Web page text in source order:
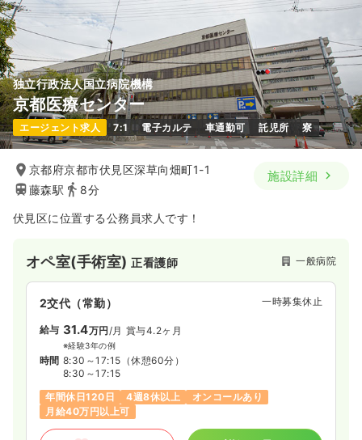
独立行政法人国立病院機構
京都医療センター
エージェント求人 7:1 電子カルテ 車通勤可 託児所 寮
京都府京都市伏見区深草向畑町1-1
藤森駅
8分
施設詳細
伏見区に位置する公務員求人です！
オペ室(手術室)正看護師 一般病院
2交代（常勤） 一時募集休止
給与 31.4万円 /月 賞与4.2ヶ月
※経験3年の例
時間 8:30～17:15 （休憩60分）
8:30～17:15
年間休日120日
4週8休以上
オンコールあり
月給40万円以上可